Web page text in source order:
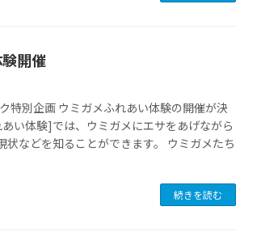
開催
特別企画 ウミガメふれあい体験の開催が決
い体験]では、ウミガメにエサをあげながら
状などを知ることができます。 ウミガメたち
続きを読む